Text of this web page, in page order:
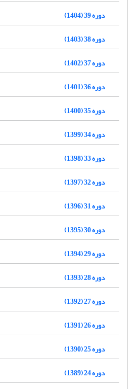
دوره 39 (1404)
دوره 38 (1403)
دوره 37 (1402)
دوره 36 (1401)
دوره 35 (1400)
دوره 34 (1399)
دوره 33 (1398)
دوره 32 (1397)
دوره 31 (1396)
دوره 30 (1395)
دوره 29 (1394)
دوره 28 (1393)
دوره 27 (1392)
دوره 26 (1391)
دوره 25 (1390)
دوره 24 (1389)